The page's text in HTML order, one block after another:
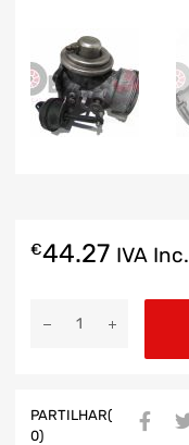
€44.27 IVA Inc.
PARTILHAR(
0)